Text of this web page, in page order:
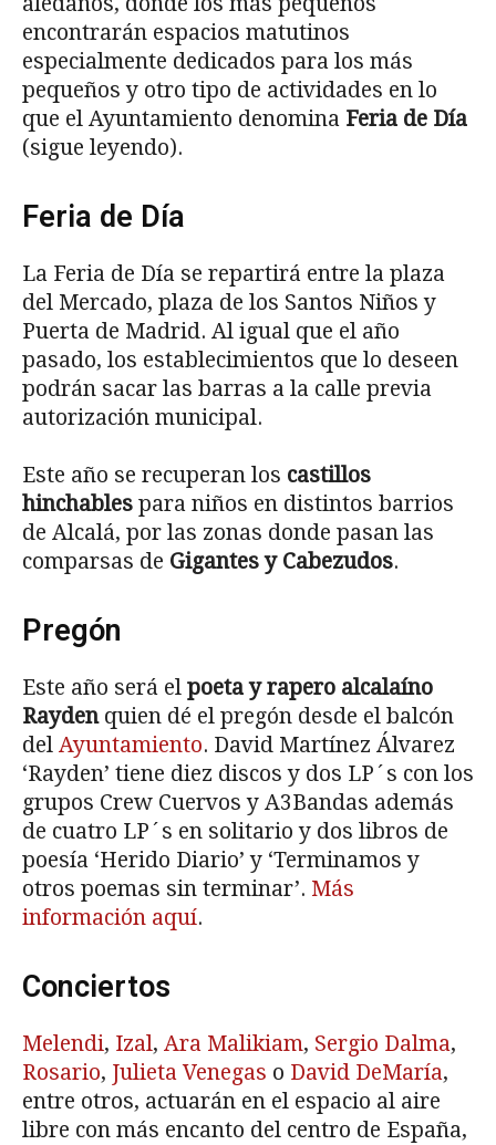
encontrarán espacios matutinos
especialmente dedicados para los más
pequeños y otro tipo de actividades en lo
que el Ayuntamiento denomina Feria de Día
(sigue leyendo).
Feria de Día
La Feria de Día se repartirá entre la plaza
del Mercado, plaza de los Santos Niños y
Puerta de Madrid. Al igual que el año
pasado, los establecimientos que lo deseen
podrán sacar las barras a la calle previa
autorización municipal.
Este año se recuperan los castillos
hinchables para niños en distintos barrios
de Alcalá, por las zonas donde pasan las
comparsas de Gigantes y Cabezudos.
Pregón
Este año será el poeta y rapero alcalaíno
Raydenquien dé el pregón desde el balcón
del Ayuntamiento. David Martínez Álvarez
‘Rayden’ tiene diez discos y dos LP´s con los
grupos Crew Cuervos y A3Bandas además
de cuatro LP´s en solitario y dos libros de
poesía ‘Herido Diario’ y ‘Terminamos y
otros poemas sin terminar’. Más
información aquí.
Conciertos
Melendi, Izal, Ara Malikiam, Sergio Dalma,
Rosario, Julieta Venegas o David DeMaría,
entre otros, actuarán en el espacio al aire
libre con más encanto del centro de España,